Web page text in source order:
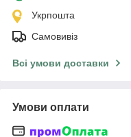
Укрпошта
Самовивіз
Всі умови доставки
Умови оплати